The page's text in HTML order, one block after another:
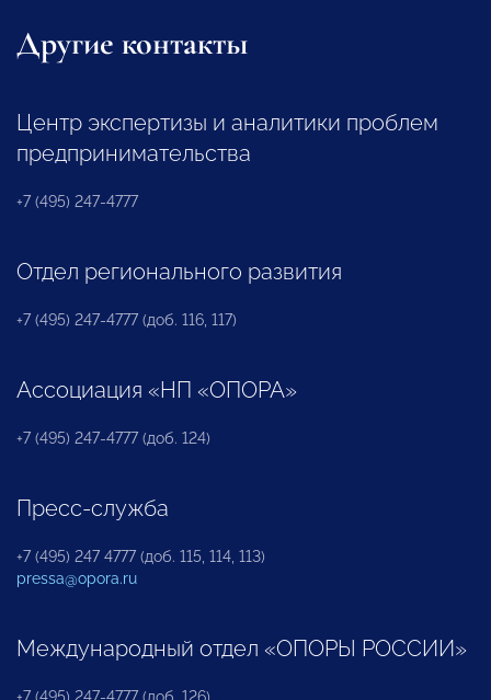
Другие контакты
Центр экспертизы и аналитики проблем
предпринимательства
+7 (495) 247-4777
Отдел регионального развития
+7 (495) 247-4777 (доб. 116, 117)
Ассоциация «НП «ОПОРА»
+7 (495) 247-4777 (доб. 124)
Пресс-служба
+7 (495) 247 4777 (доб. 115, 114, 113)
pressa@opora.ru
Международный отдел «ОПОРЫ РОССИИ»